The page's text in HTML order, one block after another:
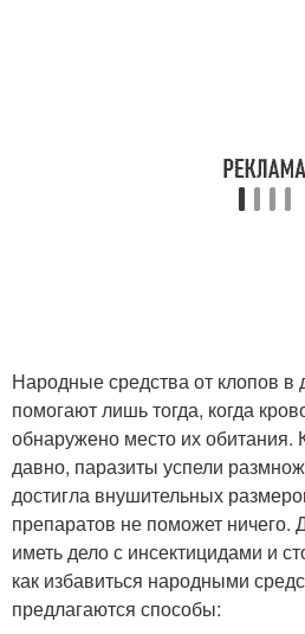
Народные средства от клопов
помогают лишь тогда, когда
обнаружено место их обитания.
давно, паразиты успели
достигла внушительных
препаратов не поможет ничего.
иметь дело с инсектицидами и
как избавиться народными
предлагаются способы: